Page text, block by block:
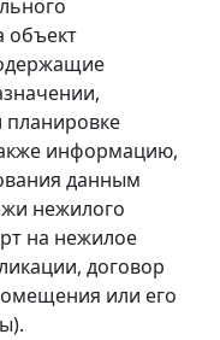
объект
планировке
информацию,
данным
нежилого
на нежилое
договор
или его